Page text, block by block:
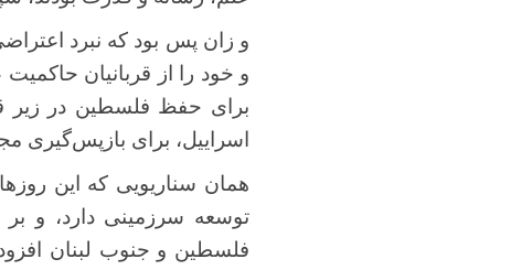
و زان پس بود که نبرد
و خود را از قربانیان
برای حفظ فلسطین در زیر
اسراییل، برای بازپس‌گیری
توسعه سرزمینی دارد، و
فلسطین و جنوب لبنان